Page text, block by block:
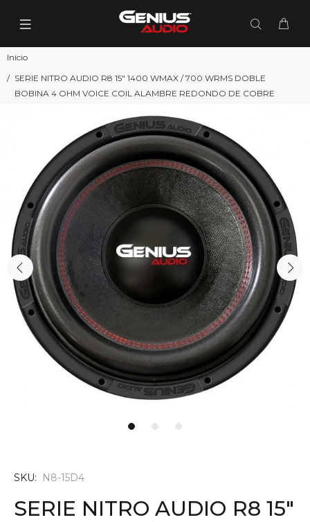
Inicio
SERIE NITRO AUDIO R8 15" 1400 WMAX / 700 WRMS DOBLE
BOBINA 4 OHM VOICE COIL ALAMBRE REDONDO DE COBRE
SKU: N8-15D4
SERIE NITRO AUDIO R8 15"